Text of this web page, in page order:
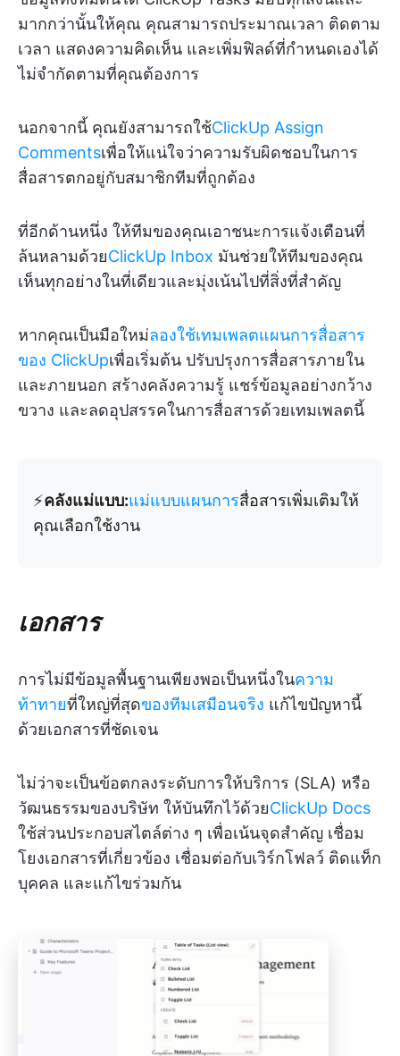
มากกว่านั้นให้คุณ คุณสามารถประมาณเวลา ติดตาม
เวลา แสดงความคิดเห็น และเพิ่มฟิลด์ที่กำหนดเองได้
ไม่จำกัดตามที่คุณต้องการ
นอกจากนี้ คุณยังสามารถใช้ClickUp Assign
Commentsเพื่อให้แน่ใจว่าความรับผิดชอบในการ
สื่อสารตกอยู่กับสมาชิกทีมที่ถูกต้อง
ที่อีกด้านหนึ่ง ให้ทีมของคุณเอาชนะการแจ้งเตือนที่
ล้นหลามด้วยClickUp Inbox มันช่วยให้ทีมของคุณ
เห็นทุกอย่างในที่เดียวและมุ่งเน้นไปที่สิ่งที่สำคัญ
หากคุณเป็นมือใหม่ลองใช้เทมเพลตแผนการสื่อสาร
ของ ClickUpเพื่อเริ่มต้น ปรับปรุงการสื่อสารภายใน
และภายนอก สร้างคลังความรู้ แชร์ข้อมูลอย่างกว้าง
ขวาง และลดอุปสรรคในการสื่อสารด้วยเทมเพลตนี้
⚡️คลังแม่แบบ:แม่แบบแผนการสื่อสารเพิ่มเติมให้
คุณเลือกใช้งาน
เอกสาร
การไม่มีข้อมูลพื้นฐานเพียงพอเป็นหนึ่งในความ
ท้าทายที่ใหญ่ที่สุดของทีมเสมือนจริง แก้ไขปัญหานี้
ด้วยเอกสารที่ชัดเจน
ไม่ว่าจะเป็นข้อตกลงระดับการให้บริการ (SLA) หรือ
วัฒนธรรมของบริษัท ให้บันทึกไว้ด้วยClickUp Docs
ใช้ส่วนประกอบสไตล์ต่าง ๆ เพื่อเน้นจุดสำคัญ เชื่อม
โยงเอกสารที่เกี่ยวข้อง เชื่อมต่อกับเวิร์กโฟลว์ ติดแท็ก
บุคคล และแก้ไขร่วมกัน